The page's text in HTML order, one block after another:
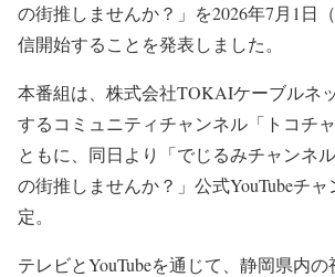
の街推しませんか？」を2026年7月1日
信開始することを発表しました。
本番組は、株式会社TOKAIケーブルネ
するコミュニティチャンネル「トコチ
ともに、同日より「でじるみチャンネ
の街推しませんか？」公式YouTubeチ
定。
テレビとYouTubeを通じて、静岡県内